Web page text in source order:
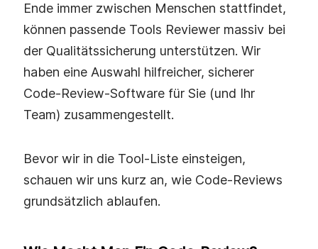
Ende immer zwischen Menschen stattfindet,
können passende Tools Reviewer massiv bei
der Qualitätssicherung unterstützen. Wir
haben eine Auswahl hilfreicher, sicherer
Code-Review-Software für Sie (und Ihr
Team) zusammengestellt.
Bevor wir in die Tool-Liste einsteigen,
schauen wir uns kurz an, wie Code-Reviews
grundsätzlich ablaufen.